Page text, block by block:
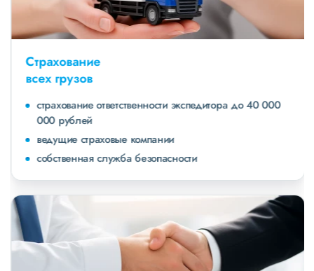
Страхование
всех грузов
страхование ответственности экспедитора до 40 000
000 рублей
ведущие страховые компании
собственная служба безопасности